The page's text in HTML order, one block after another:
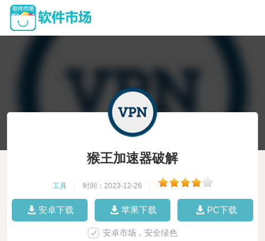
猴王加速器破解
工具 时间：2023-12-26
安卓下载 苹果下载 PC下载
安卓市场，安全绿色